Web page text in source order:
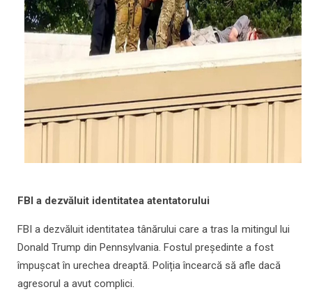
FBI a dezvăluit identitatea atentatorului
FBI a dezvăluit identitatea tânărului care a tras la mitingul lui
Donald Trump din Pennsylvania. Fostul președinte a fost
împușcat în urechea dreaptă. Poliția încearcă să afle dacă
agresorul a avut complici.